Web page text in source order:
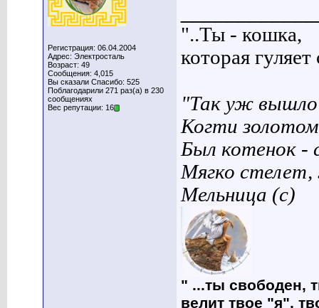
Регистрация: 06.04.2004
Адрес: Электросталь
Возраст: 49
Сообщения: 4,015
Вы сказали Спасибо: 525
Поблагодарили 271 раз(а) в 230
сообщениях
Вес репутации: 16
"..Ты - кошка,
которая
"Так уж вышло
Когти
Был котенок -
Мягко
Мельница (с)
" ...ты свободен,
велит твое "я",